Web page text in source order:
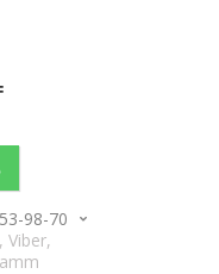
98-70
Viber,